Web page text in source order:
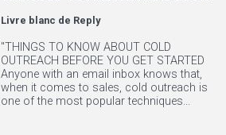
Livre blanc de Reply
"THINGS TO KNOW ABOUT COLD
OUTREACH BEFORE YOU GET STARTED
Anyone with an email inbox knows that,
when it comes to sales, cold outreach is
one of the most popular techniques...